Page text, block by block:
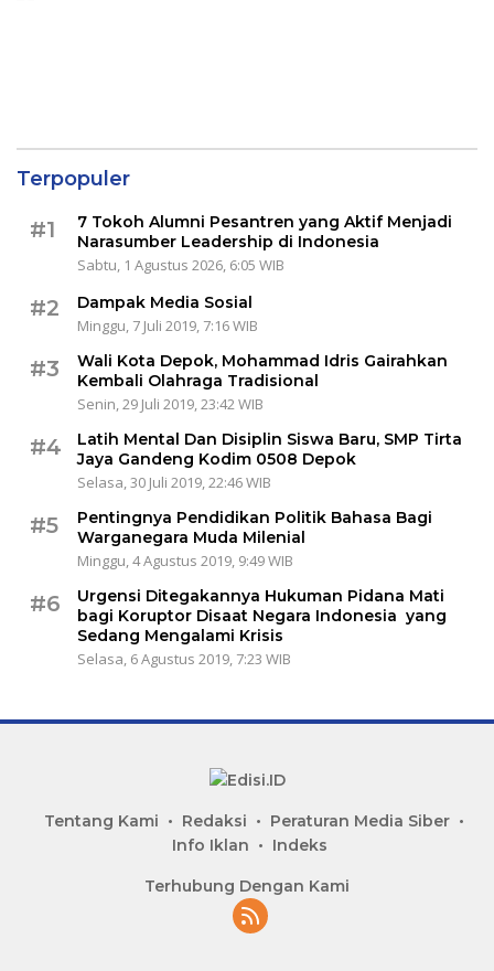
Terpopuler
#1
7 Tokoh Alumni Pesantren yang Aktif Menjadi
Narasumber Leadership di Indonesia
Sabtu, 1 Agustus 2026, 6:05 WIB
#2
Dampak Media Sosial
Minggu, 7 Juli 2019, 7:16 WIB
#3
Wali Kota Depok, Mohammad Idris Gairahkan
Kembali Olahraga Tradisional
Senin, 29 Juli 2019, 23:42 WIB
#4
Latih Mental Dan Disiplin Siswa Baru, SMP Tirta
Jaya Gandeng Kodim 0508 Depok
Selasa, 30 Juli 2019, 22:46 WIB
#5
Pentingnya Pendidikan Politik Bahasa Bagi
Warganegara Muda Milenial
Minggu, 4 Agustus 2019, 9:49 WIB
#6
Urgensi Ditegakannya Hukuman Pidana Mati
bagi Koruptor Disaat Negara Indonesia yang
Sedang Mengalami Krisis
Selasa, 6 Agustus 2019, 7:23 WIB
Tentang Kami Redaksi
Peraturan Media Siber
Info Iklan
Indeks
Terhubung Dengan Kami